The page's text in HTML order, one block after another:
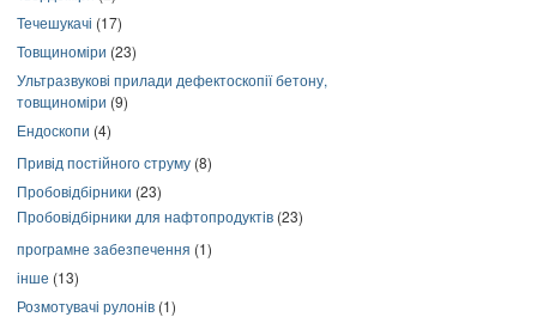
Течешукачі (17)
Товщиноміри (23)
Ультразвукові прилади дефектоскопії бетону,
товщиноміри (9)
Ендоскопи (4)
Привід постійного струму (8)
Пробовідбірники (23)
Пробовідбірники для нафтопродуктів (23)
програмне забезпечення (1)
інше (13)
Розмотувачі рулонів (1)